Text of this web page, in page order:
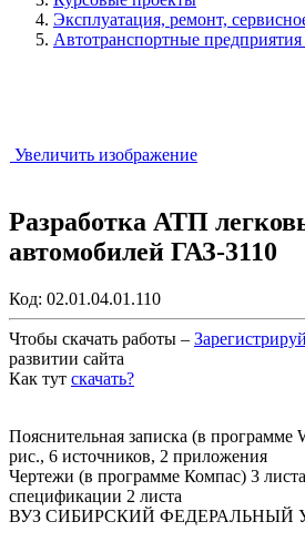
Эксплуатация, ремонт,
Автотранспортные
Увеличить изображение
Разработка АТП
автомобилей ГАЗ-3110
Код: 02.01.04.01.110
Чтобы скачать работы –
развитии сайта
Как тут скачать?
Пояснительная записка (в программе
рис., 6 источников, 2 приложения
Чертежи (в программе Компас) 3
спецификации 2 листа
ВУЗ СИБИРСКИЙ ФЕДЕРАЛЬНЫЙ